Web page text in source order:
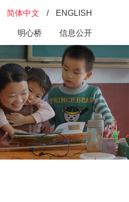
简体中文 / ENGLISH
明心桥 信息公开